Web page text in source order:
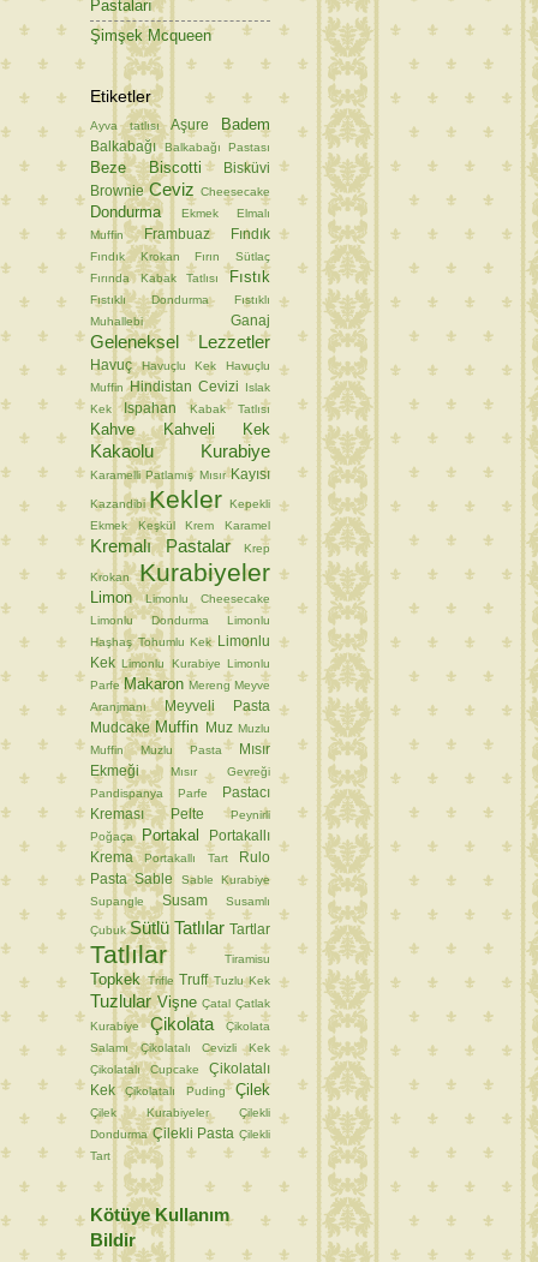
Pastaları
Şimşek Mcqueen
Etiketler
Ayva tatlısı Aşure Badem
Balkabağı Balkabağı Pastası
Beze Biscotti
Bisküvi
Brownie Ceviz Cheesecake
Dondurma Ekmek
Elmalı
Muffin
Frambuaz Fındık
Fındık Krokan
Fırın Sütlaç
Fırında Kabak Tatlısı
Fıstık
Fıstıklı Dondurma
Fıstıklı
Muhallebi
Ganaj
Geleneksel Lezzetler
Havuç Havuçlu Kek
Havuçlu
Muffin Hindistan Cevizi
Islak
Kek
Ispahan Kabak Tatlısı
Kahve Kahveli Kek
Kakaolu Kurabiye
Karamelli Patlamış Mısır Kayısı
Kazandibi Kekler Kepekli
Ekmek
Keşkül Krem Karamel
Kremalı Pastalar Krep
Krokan Kurabiyeler
Limon
Limonlu Cheesecake
Limonlu Dondurma
Limonlu
Haşhaş Tohumlu Kek
Limonlu
Kek Limonlu Kurabiye Limonlu
Parfe Makaron Mereng Meyve
Aranjmanı
Meyveli Pasta
Mudcake Muffin Muz Muzlu
Muffin
Muzlu Pasta
Mısır
Ekmeği
Mısır Gevreği
Pandispanya
Parfe
Pastacı
Kreması
Pelte
Peynirli
Poğaça
Portakal
Portakallı
Krema
Portakallı Tart
Rulo
Pasta Sable
Sable Kurabiye
Supangle
Susam Susamlı
Çubuk Sütlü Tatlılar Tartlar
Tatlılar Tiramisu
Topkek Trifle Truff Tuzlu Kek
Tuzlular Vişne Çatal Çatlak
Kurabiye
Çikolata
Çikolata
Salamı
Çikolatalı Cevizli Kek
Çikolatalı Cupcake
Çikolatalı
Kek
Çikolatalı Puding Çilek
Çilek Kurabiyeler
Çilekli
Dondurma Çilekli Pasta Çilekli
Tart
Kötüye Kullanım
Bildir